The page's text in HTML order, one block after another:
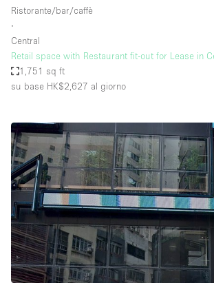
Ristorante/bar/caffè
∙
Central
Retail space with Restaurant fit-out for Lease in
1,751 sq ft
su base HK$2,627 al giorno